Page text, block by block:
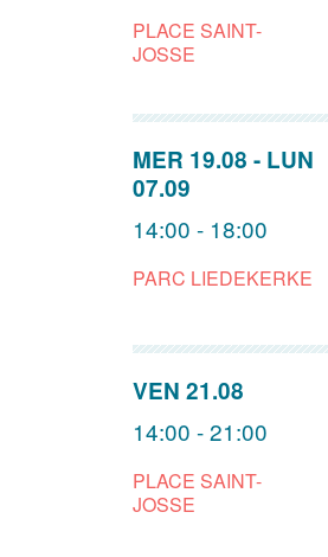
PLACE SAINT-
JOSSE
MER 19.08 - LUN
07.09
14:00 - 18:00
PARC LIEDEKERKE
VEN 21.08
14:00 - 21:00
PLACE SAINT-
JOSSE